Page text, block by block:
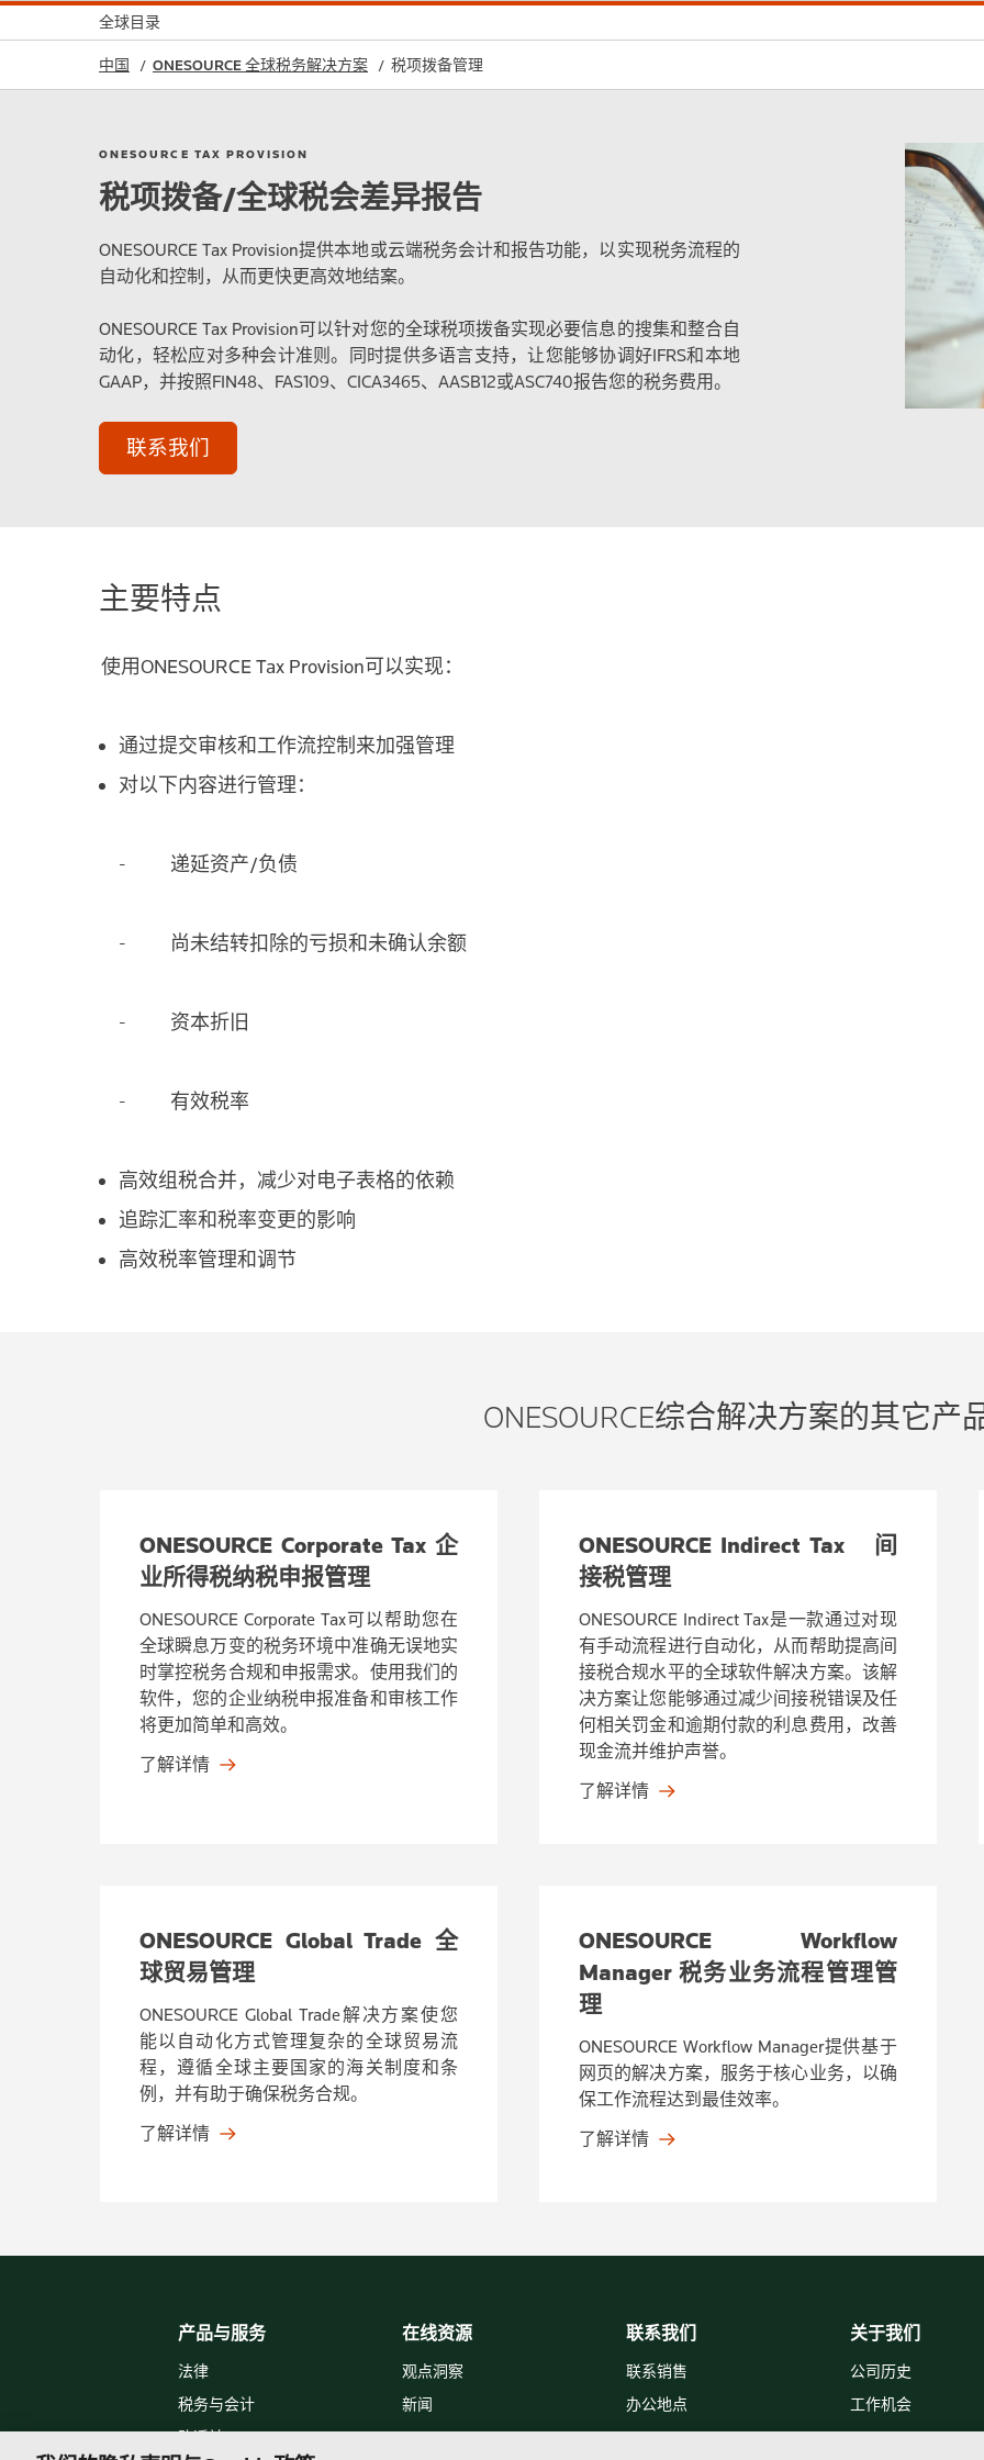
全球目录
中国 ONESOURCE 全球税务解决方案 税项拨备管理
ONESOURCE TAX PROVISION
税项拨备/全球税会差异报告
ONESOURCE Tax Provision提供本地或云端税务会计和报告功能，以实现税务流程的
自动化和控制，从而更快更高效地结案。
ONESOURCE Tax Provision可以针对您的全球税项拨备实现必要信息的搜集和整合自
动化，轻松应对多种会计准则。同时提供多语言支持，让您能够协调好IFRS和本地
GAAP，并按照FIN48、FAS109、CICA3465、AASB12或ASC740报告您的税务费用。
联系我们
主要特点
使用ONESOURCE Tax Provision可以实现：
通过提交审核和工作流控制来加强管理
对以下内容进行管理：
- 递延资产/负债
- 尚未结转扣除的亏损和未确认余额
- 资本折旧
- 有效税率
高效组税合并，减少对电子表格的依赖
追踪汇率和税率变更的影响
高效税率管理和调节
ONESOURCE综合解决方案的其它产
ONESOURCE Corporate Tax 企
业所得税纳税申报管理
ONESOURCE Corporate Tax可以帮助您在
全球瞬息万变的税务环境中准确无误地实
时掌控税务合规和申报需求。使用我们的
软件，您的企业纳税申报准备和审核工作
将更加简单和高效。
了解详情
ONESOURCE Indirect Tax 间
接税管理
ONESOURCE Indirect Tax是一款通过对现
有手动流程进行自动化，从而帮助提高间
接税合规水平的全球软件解决方案。该解
决方案让您能够通过减少间接税错误及任
何相关罚金和逾期付款的利息费用，改善
现金流并维护声誉。
了解详情
ONESOURCE Global Trade 全
球贸易管理
ONESOURCE Global Trade解决方案使您
能以自动化方式管理复杂的全球贸易流
程，遵循全球主要国家的海关制度和条
例，并有助于确保税务合规。
了解详情
ONESOURCE Workflow
Manager 税务业务流程管理管
理
ONESOURCE Workflow Manager提供基于
网页的解决方案，服务于核心业务，以确
保工作流程达到最佳效率。
了解详情
产品与服务
法律
税务与会计
路透社
在线资源
观点洞察
新闻
联系我们
联系销售
办公地点
关于我们
公司历史
工作机会